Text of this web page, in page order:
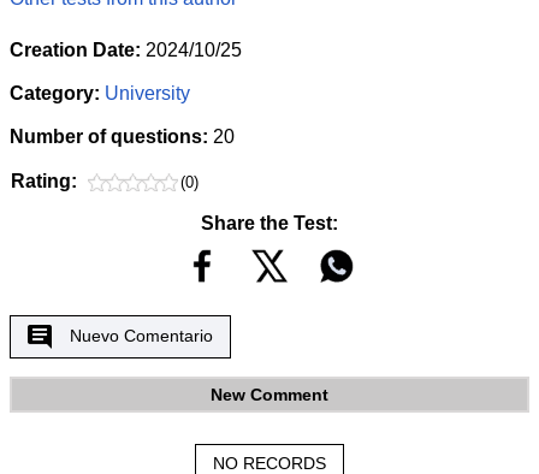
Creation Date: 2024/10/25
Category: University
Number of questions: 20
Rating: (0)
Share the Test:
Nuevo Comentario
New Comment
NO RECORDS